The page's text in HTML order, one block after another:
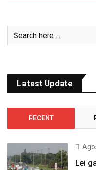
Latest Update
RECENT
Lei